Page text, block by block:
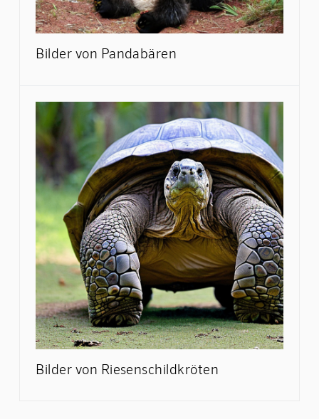
Bilder von Pandabären
Bilder von Riesenschildkröten